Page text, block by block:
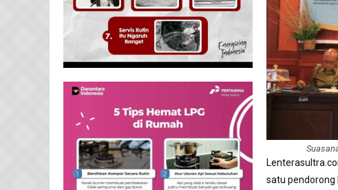
satu pendorong